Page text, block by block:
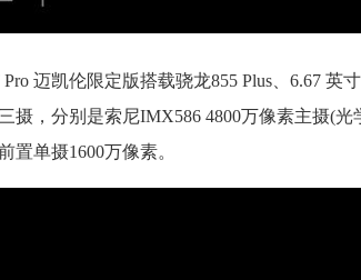
迈凯伦限定版搭载骁龙855 Plus、6.67
摄，分别是索尼IMX586 4800万像素主摄(
置单摄1600万像素。